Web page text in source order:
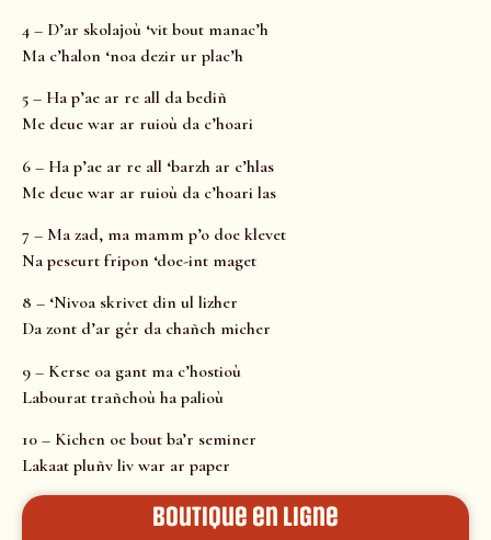
4 – D’ar skolajoù ‘vit bout manac’h
Ma c’halon ‘noa dezir ur plac’h
5 – Ha p’ae ar re all da bediñ
Me deue war ar ruioù da c’hoari
6 – Ha p’ae ar re all ‘barzh ar c’hlas
Me deue war ar ruioù da c’hoari las
7 – Ma zad, ma mamm p’o doe klevet
Na peseurt fripon ‘doe-int maget
8 – ‘Nivoa skrivet din ul lizher
Da zont d’ar gêr da chañch micher
9 – Kerse oa gant ma c’hostioù
Labourat trañchoù ha palioù
10 – Kichen oe bout ba’r seminer
Lakaat pluñv liv war ar paper
Boutique en ligne